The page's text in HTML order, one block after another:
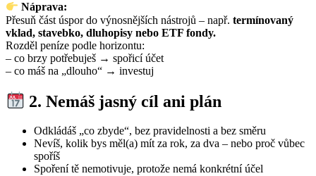
Náprava:
Přesuň část úspor do výnosnějších nástrojů – např. termínovaný
vklad, stavebko, dluhopisy nebo ETF fondy.
Rozděl peníze podle horizontu:
– co brzy potřebuješ → spořicí účet
– co máš na „dlouho“ → investuj
2. Nemáš jasný cíl ani plán
Odkládáš „co zbyde“, bez pravidelnosti a bez směru
Nevíš, kolik bys měl(a) mít za rok, za dva – nebo proč vůbec
spoříš
Spoření tě nemotivuje, protože nemá konkrétní účel